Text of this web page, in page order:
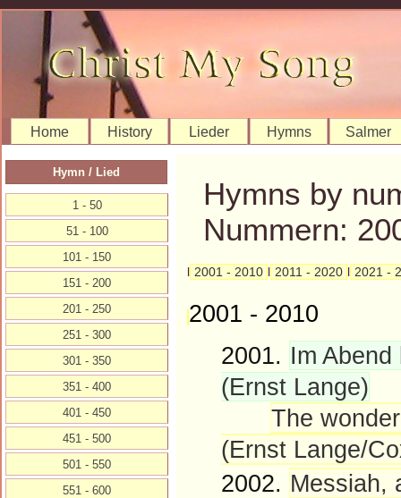
Home History Lieder Hymns Salmer
Hymns by
Nummern:
l 2001 - 2010 l 2011 - 2020 l 2021 -
2001 - 2010
2001. Im
(Ernst Lange)
The
(Ernst Lange/
2002. Messiah,
Hymn / Lied
1 - 50
51 - 100
101 - 150
151 - 200
201 - 250
251 - 300
301 - 350
351 - 400
401 - 450
451 - 500
501 - 550
551 - 600